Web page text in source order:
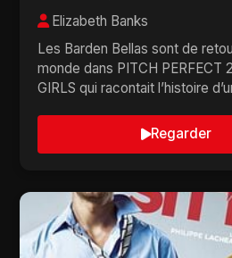
Elizabeth Banks
Les Barden Bellas sont de
monde dans PITCH PERFECT
GIRLS qui racontait l’histoire
Regarder